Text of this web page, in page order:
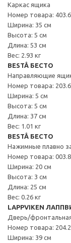
Каркас ящика
Номер товара:
Ширина: 35 см
Высота: 5 см
Длина: 53 см
Вес: 2.93 кг
BESTÅ БЕСТО
Направляющие
Номер товара:
Ширина: 5 см
Высота: 5 см
Длина: 37 см
Вес: 1.01 кг
BESTÅ БЕСТО
Нажимные плавно
Номер товара:
Ширина: 20 см
Высота: 3 см
Длина: 25 см
Вес: 0.26 кг
LAPPVIKEN
Дверь/
Номер товара:
Ширина: 39 см